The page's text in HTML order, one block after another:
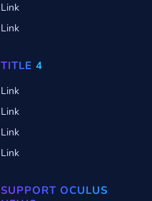
Link
Link
TITLE 4
Link
Link
Link
Link
SUPPORT OCULUS